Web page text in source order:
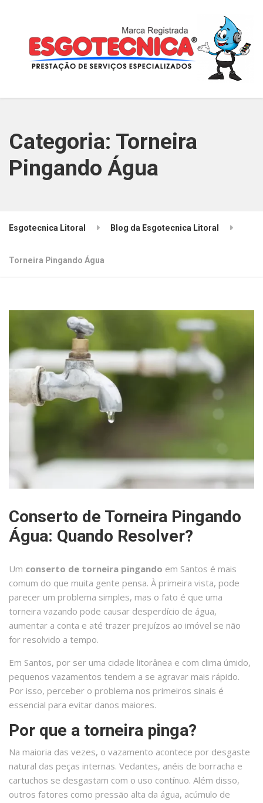
Categoria: Torneira
Pingando Água
Esgotecnica Litoral Blog da Esgotecnica Litoral
Torneira Pingando Água
Conserto de Torneira Pingando
Água: Quando Resolver?
Um conserto de torneira pingando em Santos é mais
comum do que muita gente pensa. À primeira vista, pode
parecer um problema simples, mas o fato é que uma
torneira vazando pode causar desperdício de água,
aumentar a conta e até trazer prejuízos ao imóvel se não
for resolvido a tempo.
Em Santos, por ser uma cidade litorânea e com clima úmido,
pequenos vazamentos tendem a se agravar mais rápido.
Por isso, perceber o problema nos primeiros sinais é
essencial para evitar danos maiores.
Por que a torneira pinga?
Na maioria das vezes, o vazamento acontece por desgaste
natural das peças internas. Vedantes, anéis de borracha e
cartuchos se desgastam com o uso contínuo. Além disso,
outros fatores como pressão alta da água, acúmulo de